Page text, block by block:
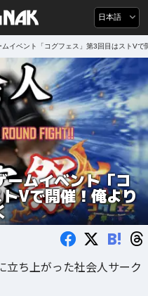
日本語
イベント「コグフェス」第3回目はストV
ームイベント「コ
Vで開催！俺より
B!
立ち上がった社会人サーク